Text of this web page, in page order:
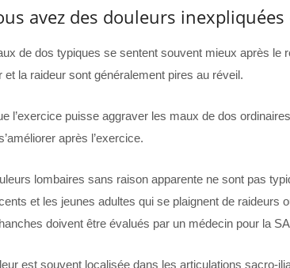
avez des douleurs
de dos typiques se sentent souvent mieux après le
et la raideur sont généralement pires au réveil.
l’exercice puisse aggraver les maux de dos
après l’exercice.
lombaires sans raison apparente ne sont pas
et les jeunes adultes qui se plaignent de raideurs
doivent être évalués par un médecin pour la
est souvent localisée dans les articulations sacro-